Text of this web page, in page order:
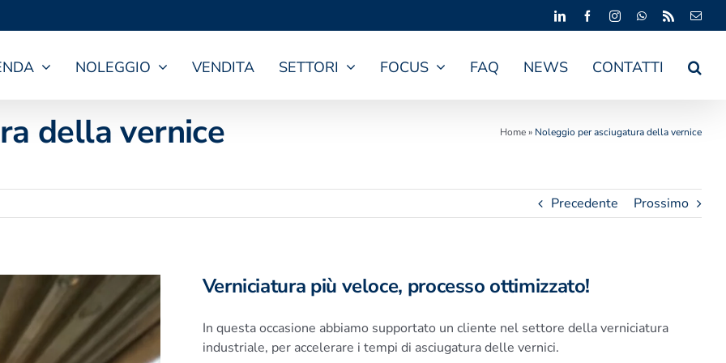
LinkedInFacebookInstagramWhatsApp
Rss
NOLEGGIO VENDITA SETTORI FOCUS FAQ NEWS CONTATTI
della vernice Home» Noleggio per asciugatura della vernice
Precedente Prossimo
Verniciatura più veloce, processo ottimizzato!
In questa occasione abbiamo supportato un cliente nel settore della verniciatura
industriale, per accelerare i tempi di asciugatura delle vernici.